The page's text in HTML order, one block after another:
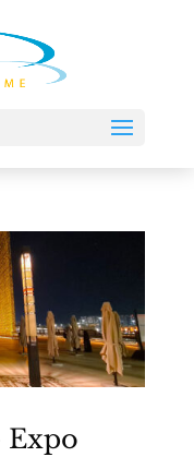
Expo